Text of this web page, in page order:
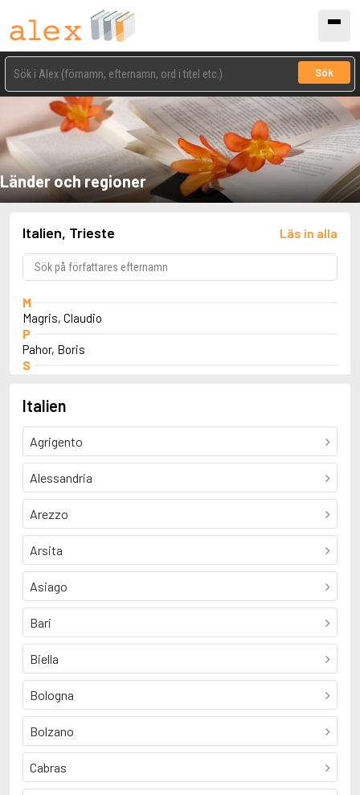
Sök
Länder och regioner
Italien, Trieste Läs in alla
M
Magris, Claudio
P
Pahor, Boris
S
T
Tamaro, Susanna
Italien
Agrigento
Alessandria
Arezzo
Arsita
Asiago
Bari
Biella
Bologna
Bolzano
Cabras